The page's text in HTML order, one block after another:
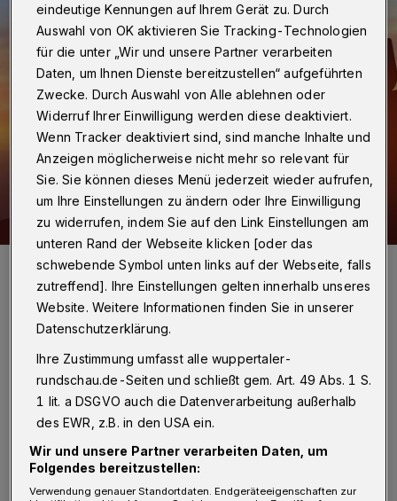
Symbolfoto.
Foto: Igor Link/Pixabay
I m Wettbewerb „Women and Work ´21“
stehen Frauen aus dem Bergischen
Städtedreieck im Mittelpunkt, die ein klein-
oder mittelständisches Unternehmen leiten
eindeutige Kennungen auf Ihrem Gerät zu. Durch
Auswahl von OK aktivieren Sie Tracking-Technologien
für die unter „Wir und unsere Partner verarbeiten
Daten, um Ihnen Dienste bereitzustellen“ aufgeführten
Zwecke. Durch Auswahl von Alle ablehnen oder
Widerruf Ihrer Einwilligung werden diese deaktiviert.
Wenn Tracker deaktiviert sind, sind manche Inhalte und
Anzeigen möglicherweise nicht mehr so relevant für
Sie. Sie können dieses Menü jederzeit wieder aufrufen,
um Ihre Einstellungen zu ändern oder Ihre Einwilligung
zu widerrufen, indem Sie auf den Link Einstellungen am
unteren Rand der Webseite klicken [oder das
schwebende Symbol unten links auf der Webseite, falls
zutreffend]. Ihre Einstellungen gelten innerhalb unseres
Website. Weitere Informationen finden Sie in unserer
Datenschutzerklärung.
Ihre Zustimmung umfasst alle wuppertaler-
rundschau.de-Seiten und schließt gem. Art. 49 Abs. 1 S.
1 lit. a DSGVO auch die Datenverarbeitung außerhalb
des EWR, z.B. in den USA ein.
Wir und unsere Partner verarbeiten Daten, um
Folgendes bereitzustellen:
Verwendung genauer Standortdaten. Endgeräteeigenschaften zur